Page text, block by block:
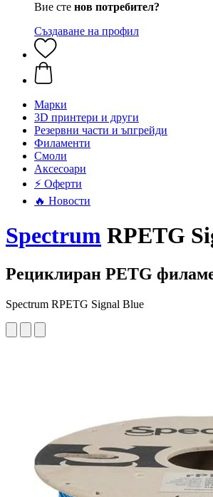
Вие сте нов потребител?
Създаване на профил
Mарки
3D принтери и други
Резервни части и ъпгрейди
Филаменти
Смоли
Аксесоари
⚡ Оферти
🔥 Новости
Spectrum RPETG
Рециклиран PETG
Spectrum RPETG Signal Blue